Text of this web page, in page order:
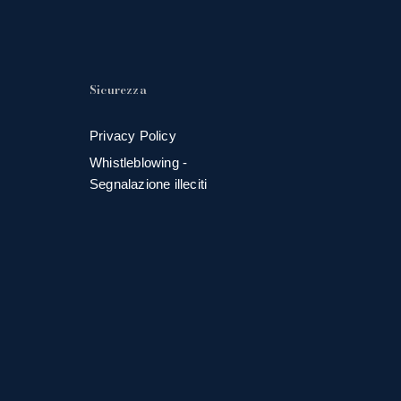
Sicurezza
Privacy Policy
Whistleblowing -
Segnalazione illeciti